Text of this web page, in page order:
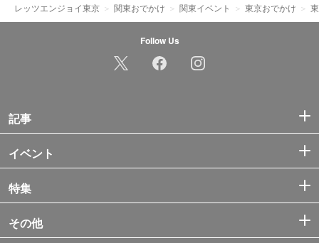
レッツエンジョイ東京 関東おでかけ 関東イベント 東京おでかけ
Follow Us
記事
イベント
特集
その他